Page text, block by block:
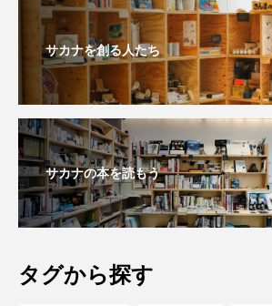
海きらら 海水魚 海洋
海獣 海綿動物 海藻
海鳥 液浸標本 淀川
深海 深海生物 深海魚
渋川マリン水族館 渓流 湖
無脊椎動物
サカナを創る人たち
サカナの本を読もう
タグから探す